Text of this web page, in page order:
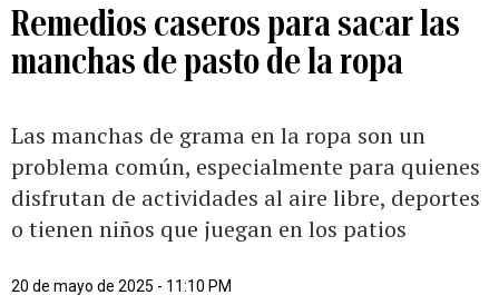
Remedios caseros para sacar las
manchas de pasto de la ropa
Las manchas de grama en la ropa son un
problema común, especialmente para quienes
disfrutan de actividades al aire libre, deportes
o tienen niños que juegan en los patios
20 de mayo de 2025 - 11:10 PM